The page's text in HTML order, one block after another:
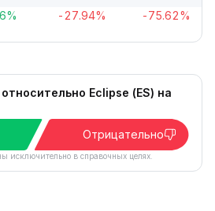
-27.94% -75.62%
Eclipse (ES) на
Отрицательно
исключительно в справочных целях.